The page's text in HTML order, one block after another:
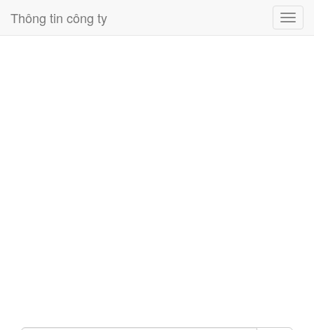
Thông tin công ty